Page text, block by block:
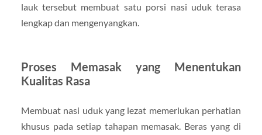
lauk tersebut membuat satu porsi nasi uduk terasa
lengkap dan mengenyangkan.
Proses Memasak yang Menentukan
Kualitas Rasa
Membuat nasi uduk yang lezat memerlukan perhatian
khusus pada setiap tahapan memasak. Beras yang di